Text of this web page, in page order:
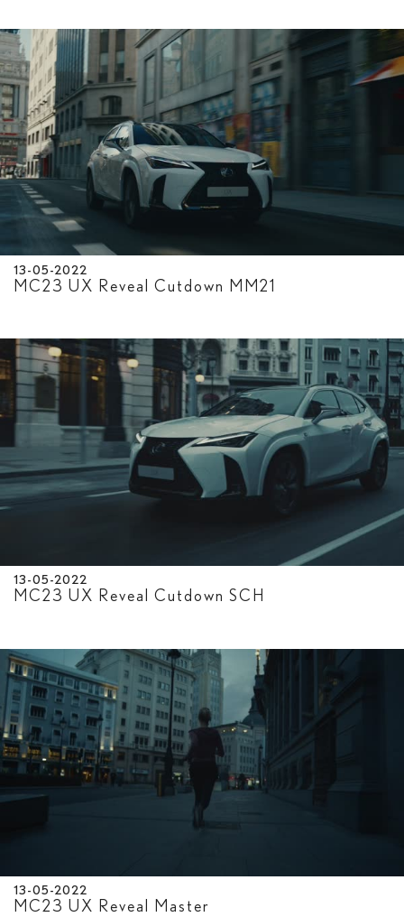
13-05-2022
MC23 UX Reveal Cutdown MM21
13-05-2022
MC23 UX Reveal Cutdown SCH
13-05-2022
MC23 UX Reveal Master